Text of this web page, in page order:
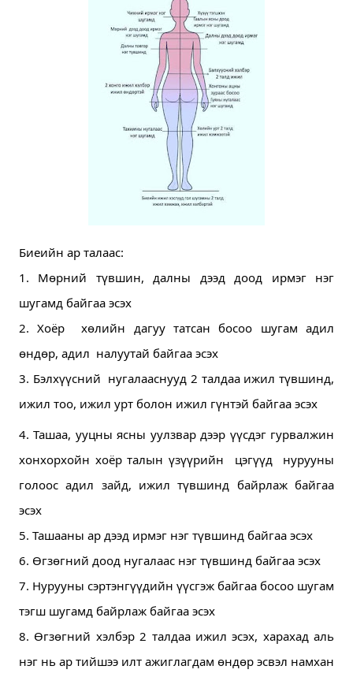
Биеийн ар талаас:
1. Мөрний түвшин, далны дээд доод ирмэг нэг
шугамд байгаа эсэх
2. Хоёр  хөлийн дагуу татсан босоо шугам адил
өндөр, адил  налуутай байгаа эсэх
3. Бэлхүүсний  нугалааснууд 2 талдаа ижил түвшинд,
ижил тоо, ижил урт болон ижил гүнтэй байгаа эсэх
4. Ташаа, ууцны ясны уулзвар дээр үүсдэг гурвалжин
хонхорхойн хоёр талын үзүүрийн  цэгүүд  нурууны
голоос адил зайд, ижил түвшинд байрлаж байгаа
эсэх
5. Ташааны ар дээд ирмэг нэг түвшинд байгаа эсэх
6. Өгзөгний доод нугалаас нэг түвшинд байгаа эсэх
7. Нурууны сэртэнгүүдийн үүсгэж байгаа босоо шугам
тэгш шугамд байрлаж байгаа эсэх
8. Өгзөгний хэлбэр 2 талдаа ижил эсэх, харахад аль
нэг нь ар тийшээ илт ажиглагдам өндөр эсвэл намхан